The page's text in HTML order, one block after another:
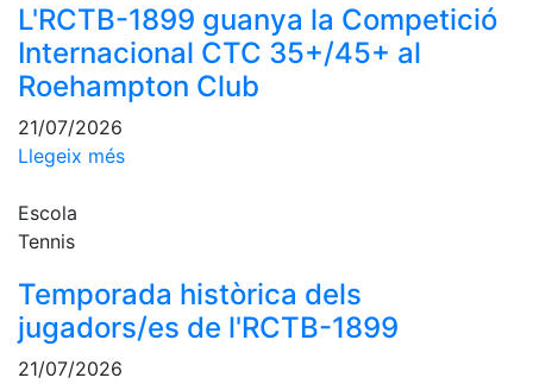
Normativa
Pàdel
Escola de
Pàdel
Campionat
Quadre
d'Honor
del
L'RCTB-1899 guanya la Competició
Internacional CTC 35+/45+ al
Roehampton Club
21/07/2026
Llegeix més
Escola
Tennis
Temporada històrica dels
jugadors/es de l'RCTB-1899
21/07/2026